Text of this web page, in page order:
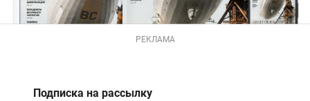
РЕКЛАМА
Подписка на рассылку